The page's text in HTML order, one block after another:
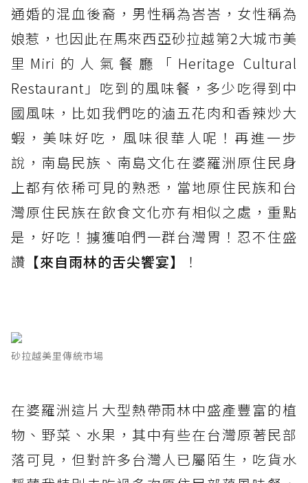
通婚的混血後裔，男性稱為峇峇，女性稱為
娘惹，也因此在馬來西亞砂拉越第2大城市美
里Miri的人氣餐廳「Heritage Cultural
Restaurant」吃到的風味餐，多少吃得到中
國風味，比如我們吃的滷五花肉和香辣炒大
蝦，美味好吃，風味很華人呢！再進一步
說，南島民族、南島文化在婆羅洲原住民身
上都有依稀可見的熟悉，當地原住民族和台
灣原住民族在飲食文化亦有相似之處，重點
是，好吃！擄獲咱們一群台灣胃！忍不住盛
讚 【來自雨林的舌尖饗宴】 ！
砂拉越美里傳統市場
在婆羅洲這片大型熱帶雨林中盛產豐富的植
物、野菜、水果，其中有些在台灣原著民部
落可見，但對許多台灣人已屬陌生，吃貨水